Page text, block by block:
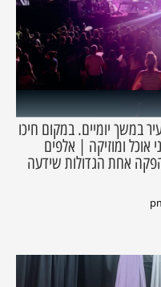
במשך יומיים. במקום חיכו
אוכל ומוזיקה | אלפים
אחת הגדולות שידעה